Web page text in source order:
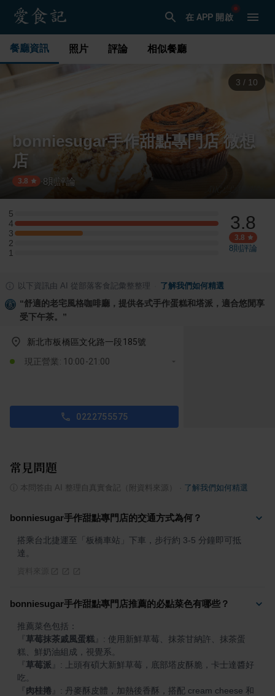
在 APP 開啟
餐廳資訊 照片 評論 相似餐廳
3 / 10
bonniesugar手作甜點專門店 微想
店
3.8 8則評論
5
5 星：0 則評論
4
4 星：3 則評論
3
3 星：1 則評論
2
2 星：0 則評論
1
1 星：0 則評論
3.8
3.8
8則評論
以下資訊由 AI 從部落客食記彙整整理 了解我們如何精選
“舒適的老宅風格咖啡廳，提供各式手作蛋糕和塔派，適合悠閒享
受下午茶。 ”
新北市板橋區文化路一段185號
現正營業: 10:00-21:00
0222755575
常見問題
本問答由 AI 整理自真實食記（附資料來源） 了解我們如何精選
bonniesugar手作甜點專門店的交通方式為何？
搭乘台北捷運至「板橋車站」下車，步行約 3-5 分鐘即可抵
達。
bonniesugar手作甜點專門店推薦的必點菜色有哪些？
草莓抹茶戚風蛋糕
: 使用新鮮草莓、抹茶甘納許、抹茶蛋
草莓派
: 上頭有碩大新鮮草莓，底部塔皮酥脆，卡士達醬好
肉桂捲
: 丹麥酥皮體，加熱後香酥，搭配 cream cheese 和